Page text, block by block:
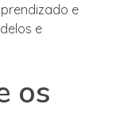
e
e
os